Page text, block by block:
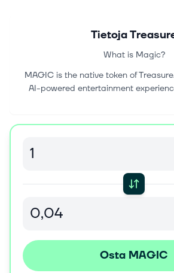
Tietoja
What is Magic?
MAGIC is the native token of
AI-powered entertainment
Osta MAGIC